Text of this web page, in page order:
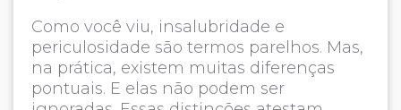
Como você viu, insalubridade e
periculosidade são termos parelhos. Mas,
na prática, existem muitas diferenças
pontuais. E elas não podem ser